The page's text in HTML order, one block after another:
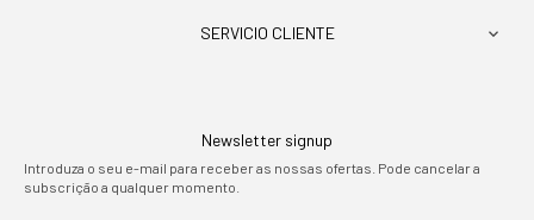
SERVICIO CLIENTE 
Newsletter signup
Introduza o seu e-mail para receber as nossas ofertas. Pode cancelar a
subscrição a qualquer momento.